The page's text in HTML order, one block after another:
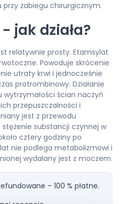
przy zabiegu chirurgicznym.
jak działa?
relatywnie prosty. Etamsylat
Powoduje skrócenie
utraty krwi i jednocześnie
protrombinowy. Działanie
ścian naczyń
przepuszczalności i
jest z przewodu
substancji czynnej w
cztery godziny po
nie podlega metabolizmowi i
wydalany jest z moczem.
– 100 % płatne.